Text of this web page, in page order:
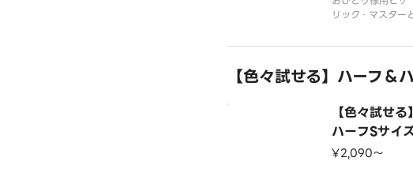
リック・マスター
ル）、粗挽きソー
トソース
【色々試せる】ハーフ＆
【色々試せ
ハーフSサイ
¥2,090〜